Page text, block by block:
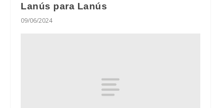
Lanús para Lanús
09/06/2024